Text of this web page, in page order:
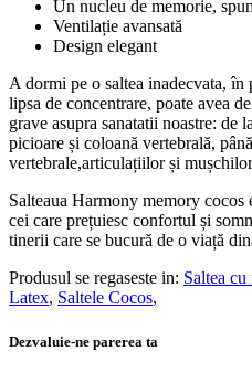
Un nucleu de memorie,
Ventilație avansată
Design elegant
A dormi pe o saltea inadecvata, în
lipsa de concentrare, poate avea
grave asupra sanatatii noastre: de
picioare și coloană vertebrală,
vertebrale,articulațiilor și
Salteaua Harmony memory cocos
cei care prețuiesc confortul și
tinerii care se bucură de o viață
Produsul se regaseste in: Saltea
Latex, Saltele Cocos,
Dezvaluie-ne parerea ta